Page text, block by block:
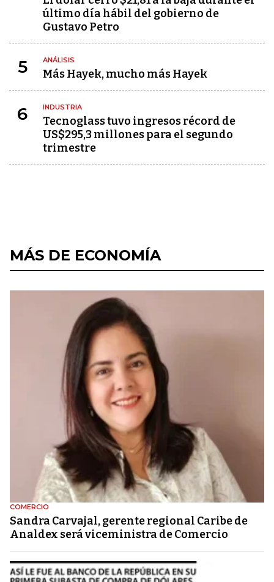
último día hábil del gobierno de
Gustavo Petro
5 ANÁLISIS
Más Hayek, mucho más Hayek
6 INDUSTRIA
Tecnoglass tuvo ingresos récord de
US$295,3 millones para el segundo
trimestre
MÁS DE ECONOMÍA
COMERCIO
Sandra Carvajal, gerente regional Caribe de
Analdex será viceministra de Comercio